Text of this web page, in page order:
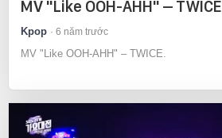
MV "Like OOH-AHH" – TWICE
Kpop 6 năm trước
MV "Like OOH-AHH" – TWICE.